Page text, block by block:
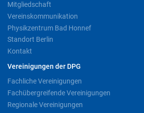
Mitgliedschaft
Vereinskommunikation
Physikzentrum Bad Honnef
Standort Berlin
Kontakt
Vereinigungen der DPG
Fachliche Vereinigungen
Fachübergreifende Vereinigungen
Regionale Vereinigungen